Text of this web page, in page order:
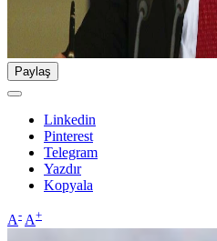
Paylaş
Linkedin
Pinterest
Telegram
Yazdır
Kopyala
A- A+